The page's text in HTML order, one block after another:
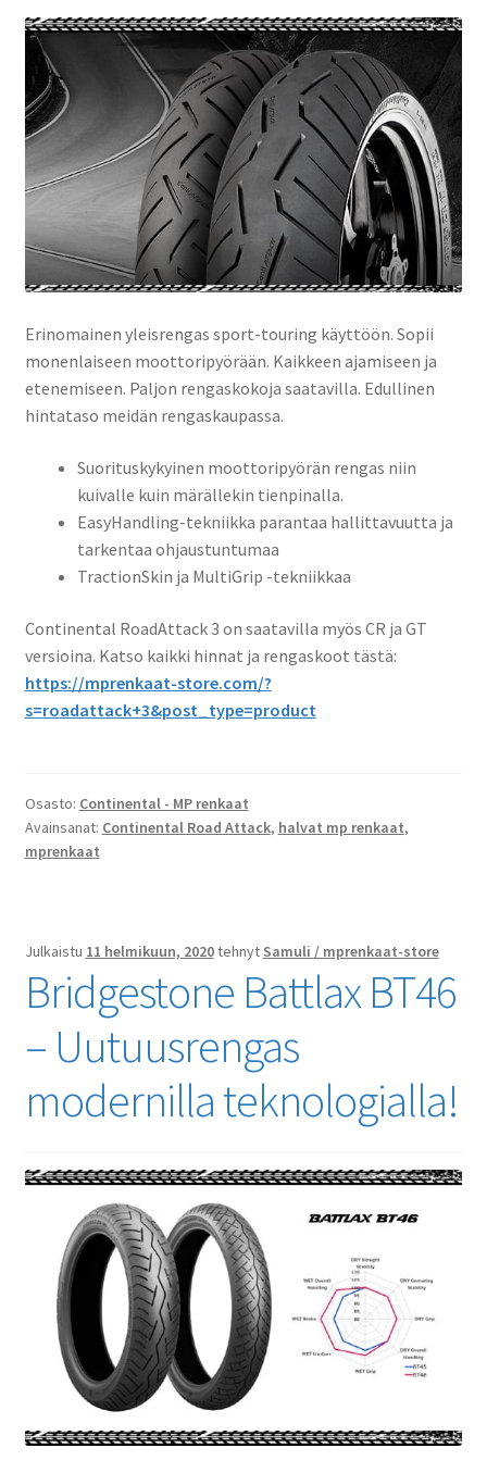
Erinomainen yleisrengas sport-touring käyttöön. Sopii
monenlaiseen moottoripyörään. Kaikkeen ajamiseen ja
etenemiseen. Paljon rengaskokoja saatavilla. Edullinen
hintataso meidän rengaskaupassa.
Suorituskykyinen moottoripyörän rengas niin
kuivalle kuin märällekin tienpinalla.
EasyHandling-tekniikka parantaa hallittavuutta ja
tarkentaa ohjaustuntumaa
TractionSkin ja MultiGrip -tekniikkaa
Continental RoadAttack 3 on saatavilla myös CR ja GT
versioina. Katso kaikki hinnat ja rengaskoot tästä:
https://mprenkaat-store.com/?
s=roadattack+3&post_type=product
Osasto: Continental - MP renkaat
Avainsanat: Continental Road Attack, halvat mp renkaat,
mprenkaat
Julkaistu 11 helmikuun, 2020tehnyt Samuli / mprenkaat-store
Bridgestone Battlax BT46
– Uutuusrengas
modernilla teknologialla!